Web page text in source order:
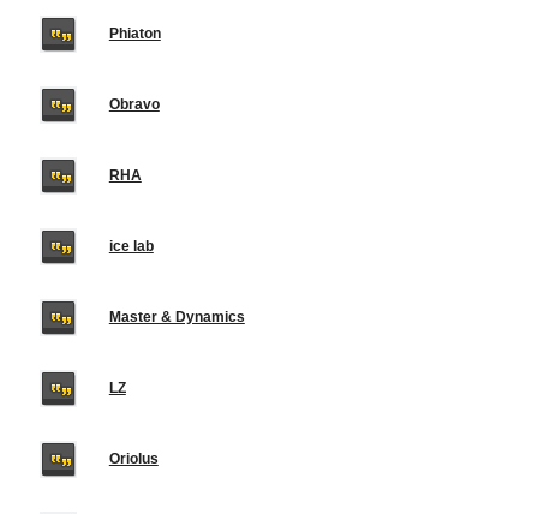
Phiaton
Obravo
RHA
ice lab
Master & Dynamics
LZ
Oriolus